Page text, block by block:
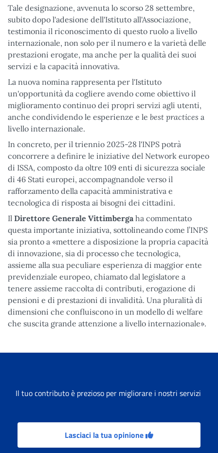
Tale designazione, avvenuta lo scorso 28 settembre,
subito dopo l'adesione dell'Istituto all'Associazione,
testimonia il riconoscimento di questo ruolo a livello
internazionale, non solo per il numero e la varietà delle
prestazioni erogate, ma anche per la qualità dei suoi
servizi e la capacità innovativa.
La nuova nomina rappresenta per l'Istituto
un'opportunità da cogliere avendo come obiettivo il
miglioramento continuo dei propri servizi agli utenti,
anche condividendo le esperienze e le best practices a
livello internazionale.
In concreto, per il triennio 2025-28 l'INPS potrà
concorrere a definire le iniziative del Network europeo
di ISSA, composto da oltre 109 enti di sicurezza sociale
di 46 Stati europei, accompagnandole verso il
rafforzamento della capacità amministrativa e
tecnologica di risposta ai bisogni dei cittadini.
Il Direttore Generale Vittimberga ha commentato
questa importante iniziativa, sottolineando come l’INPS
sia pronto a «mettere a disposizione la propria capacità
di innovazione, sia di processo che tecnologica,
assieme alla sua peculiare esperienza di maggior ente
previdenziale europeo, chiamato dal legislatore a
tenere assieme raccolta di contributi, erogazione di
pensioni e di prestazioni di invalidità. Una pluralità di
dimensioni che confluiscono in un modello di welfare
che suscita grande attenzione a livello internazionale».
Il tuo contributo è prezioso per migliorare i nostri servizi
Lasciaci la tua opinione